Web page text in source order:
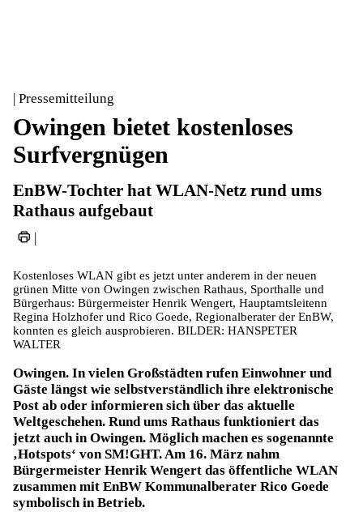
| Pressemitteilung
Owingen bietet kostenloses
Surfvergnügen
EnBW-Tochter hat WLAN-Netz rund ums
Rathaus aufgebaut
|
Kostenloses WLAN gibt es jetzt unter anderem in der neuen
grünen Mitte von Owingen zwischen Rathaus, Sporthalle und
Bürgerhaus: Bürgermeister Henrik Wengert, Hauptamtsleitenn
Regina Holzhofer und Rico Goede, Regionalberater der EnBW,
konnten es gleich ausprobieren. BILDER: HANSPETER
WALTER
Owingen. In vielen Großstädten rufen Einwohner und
Gäste längst wie selbstverständlich ihre elektronische
Post ab oder informieren sich über das aktuelle
Weltgeschehen. Rund ums Rathaus funktioniert das
jetzt auch in Owingen. Möglich machen es sogenannte
‚Hotspots‘ von SM!GHT. Am 16. März nahm
Bürgermeister Henrik Wengert das öffentliche WLAN
zusammen mit EnBW Kommunalberater Rico Goede
symbolisch in Betrieb.